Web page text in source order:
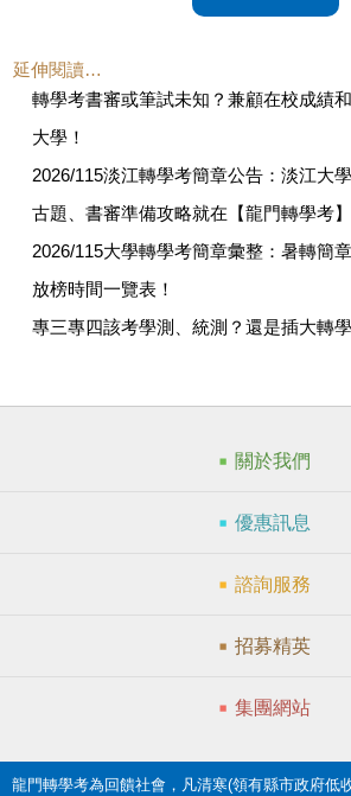
延伸閱讀…
轉學考書審或筆試未知？兼顧在校成績
大學！
2026/115淡江轉學考簡章公告：淡江大
古題、書審準備攻略就在【龍門轉學考】
2026/115大學轉學考簡章彙整：暑轉簡
放榜時間一覽表！
專三專四該考學測、統測？還是插大轉
關於我們
優惠訊息
諮詢服務
招募精英
集團網站
龍門轉學考為回饋社會，凡清寒(領有縣市政府低